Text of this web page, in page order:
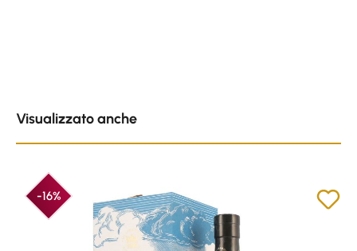
Visualizzato anche
-16%